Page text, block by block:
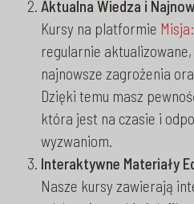
Aktualna Wiedza i
Kursy na platformie
regularnie
najnowsze zagrożenia
Dzięki temu masz
która jest na czasie i
wyzwaniom.
Interaktywne Materiały
Nasze kursy zawierają